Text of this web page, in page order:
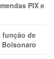
PIX e
função de